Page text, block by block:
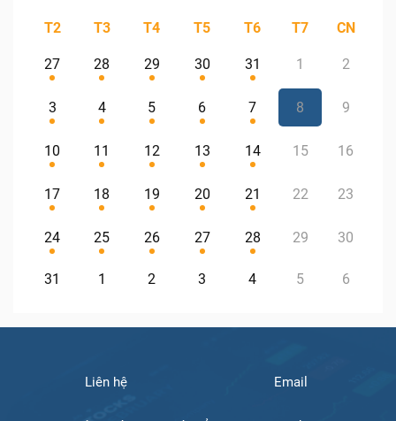
T2 T3 T4 T5 T6 T7 CN
27 28 29 30 31 1 2
3 4 5 6 7 8 9
10 11 12 13 14 15 16
17 18 19 20 21 22 23
24 25 26 27 28 29 30
31 1 2 3 4 5 6
Liên hệ Email